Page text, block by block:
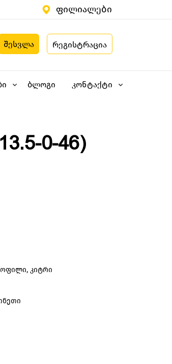
ფილიალები
შესვლა რეგისტრაცია
ბლოგი კონტაქტი
0-46)
, კიტრი